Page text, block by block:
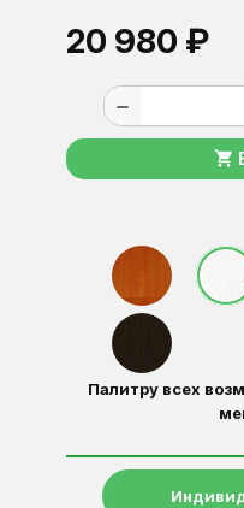
20 980 ₽
remove
shopping_cart
Палитру всех